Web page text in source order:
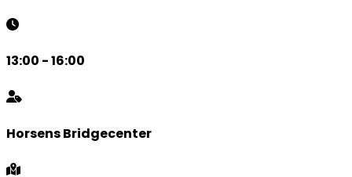
13:00 - 16:00
Horsens Bridgecenter